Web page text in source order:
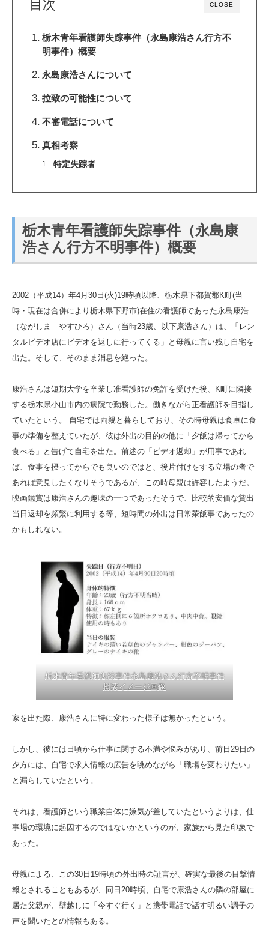
CLOSE
目次
栃木青年看護師失踪事件（永島康浩さん行方不
明事件）概要
永島康浩さんについて
拉致の可能性について
不審電話について
真相考察
特定失踪者
栃木青年看護師失踪事件（永島康
浩さん行方不明事件）概要
2002（平成14）年4月30日(火)19時頃以降、栃木県下都賀郡K町(当
時・現在は合併により栃木県下野市)在住の看護師であった永島康浩
（ながしま やすひろ）さん（当時23歳、以下康浩さん）は、「レン
タルビデオ店にビデオを返しに行ってくる」と母親に言い残し自宅を
出た。そして、そのまま消息を絶った。
康浩さんは短期大学を卒業し准看護師の免許を受けた後、K町に隣接
する栃木県小山市内の病院で勤務した。働きながら正看護師を目指し
ていたという。 自宅では両親と暮らしており、その時母親は食卓に食
事の準備を整えていたが、彼は外出の目的の他に「夕飯は帰ってから
食べる」と告げて自宅を出た。前述の「ビデオ返却」が用事であれ
ば、食事を摂ってからでも良いのではと、後片付けをする立場の者で
あれば意見したくなりそうであるが、この時母親は許容したようだ。
映画鑑賞は康浩さんの趣味の一つであったそうで、比較的安価な貸出
当日返却を頻繁に利用する等、短時間の外出は日常茶飯事であったの
かもしれない。
栃木青年看護師失踪事件永島康浩さん行方不明事件
概要イメージ画像
家を出た際、康浩さんに特に変わった様子は無かったという。
しかし、彼には日頃から仕事に関する不満や悩みがあり、前日29日の
夕方には、自宅で求人情報の広告を眺めながら「職場を変わりたい」
と漏らしていたという。
それは、看護師という職業自体に嫌気が差していたというよりは、仕
事場の環境に起因するのではないかというのが、家族から見た印象で
あった。
母親による、この30日19時頃の外出時の証言が、確実な最後の目撃情
報とされることもあるが、同日20時頃、自宅で康浩さんの隣の部屋に
居た父親が、壁越しに「今すぐ行く」と携帯電話で話す明るい調子の
声を聞いたとの情報もある。